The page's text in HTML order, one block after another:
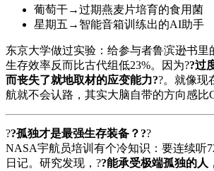
葡萄干→过期燕麦片培育的食用菌
星期五→智能音箱训练出的AI助手
东京大学做过实验：给参与者鲁滨逊书里
生存效率反而比古代组低23%。因为??过
而丧失了就地取材的应变能力??。就像现
航就不会认路，其实大脑自带的方向感比
??孤独才是最强生存装备？??
NASA宇航员培训有个冷知识：要连续听
日记。研究发现，??能承受极端孤独的人